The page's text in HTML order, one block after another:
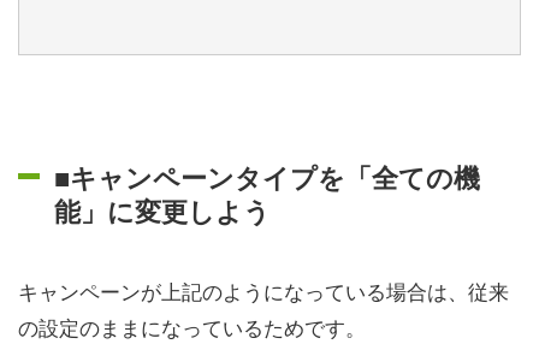
■キャンペーンタイプを「全ての機
能」に変更しよう
キャンペーンが上記のようになっている場合は、従来
の設定のままになっているためです。